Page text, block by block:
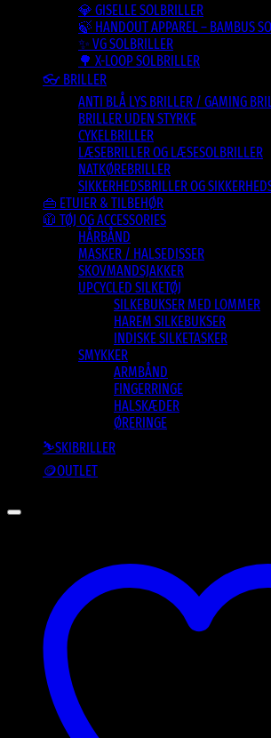
💎 GISELLE SOLBRILLER
🍃 HANDOUT APPAREL – BAMBUS
✨ VG SOLBRILLER
🌳 X-LOOP SOLBRILLER
👓 BRILLER
ANTI BLÅ LYS BRILLER / GAMING
BRILLER UDEN STYRKE
CYKELBRILLER
LÆSEBRILLER OG LÆSESOLBRILLER
NATKØREBRILLER
SIKKERHEDSBRILLER OG
👜 ETUIER & TILBEHØR
🧥 TØJ OG ACCESSORIES
HÅRBÅND
MASKER / HALSEDISSER
SKOVMANDSJAKKER
UPCYCLED SILKETØJ
SILKEBUKSER MED LOMMER
HAREM SILKEBUKSER
INDISKE SILKETASKER
SMYKKER
ARMBÅND
FINGERRINGE
HALSKÆDER
ØRERINGE
⛷️SKIBRILLER
🪙OUTLET